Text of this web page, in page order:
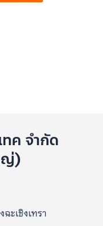
ทค จำกัด
ญ่)
ะเชิงเทรา